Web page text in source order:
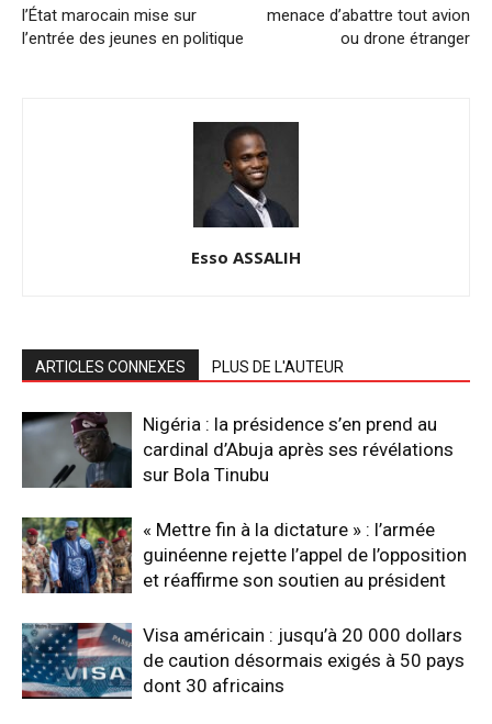
l’État marocain mise sur
l’entrée des jeunes en politique
menace d’abattre tout avion
ou drone étranger
Esso ASSALIH
ARTICLES CONNEXES PLUS DE L'AUTEUR
Nigéria : la présidence s’en prend au
cardinal d’Abuja après ses révélations
sur Bola Tinubu
« Mettre fin à la dictature » : l’armée
guinéenne rejette l’appel de l’opposition
et réaffirme son soutien au président
Visa américain : jusqu’à 20 000 dollars
de caution désormais exigés à 50 pays
dont 30 africains